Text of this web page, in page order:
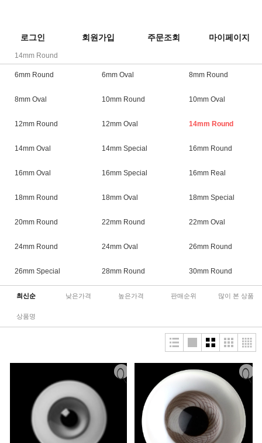
로그인 회원가입 주문조회 마이페이지
14mm Round
6mm Round 6mm Oval 8mm Round
8mm Oval 10mm Round 10mm Oval
12mm Round 12mm Oval 14mm Round
14mm Oval 14mm Special 16mm Round
16mm Oval 16mm Special 16mm Real
18mm Round 18mm Oval 18mm Special
20mm Round 22mm Round 22mm Oval
24mm Round 24mm Oval 26mm Round
26mm Special 28mm Round 30mm Round
최신순 낮은가격 높은가격 판매순위 많이 본 상품
상품명